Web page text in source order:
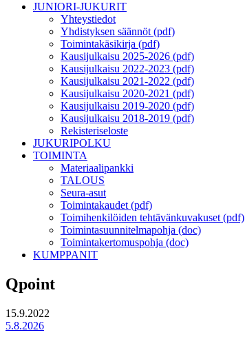
JUNIORI-JUKURIT
Yhteystiedot
Yhdistyksen säännöt (pdf)
Toimintakäsikirja (pdf)
Kausijulkaisu 2025-2026 (pdf)
Kausijulkaisu 2022-2023 (pdf)
Kausijulkaisu 2021-2022 (pdf)
Kausijulkaisu 2020-2021 (pdf)
Kausijulkaisu 2019-2020 (pdf)
Kausijulkaisu 2018-2019 (pdf)
Rekisteriseloste
JUKURIPOLKU
TOIMINTA
Materiaalipankki
TALOUS
Seura-asut
Toimintakaudet (pdf)
Toimihenkilöiden tehtävänkuvakuset (pdf)
Toimintasuunnitelmapohja (doc)
Toimintakertomuspohja (doc)
KUMPPANIT
Qpoint
15.9.2022
5.8.2026